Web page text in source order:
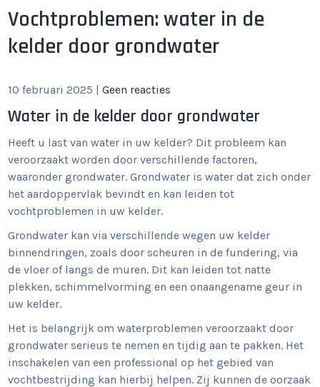
Vochtproblemen: water in de
kelder door grondwater
10 februari 2025 |Geen reacties
Water in de kelder door grondwater
Heeft u last van water in uw kelder? Dit probleem kan
veroorzaakt worden door verschillende factoren,
waaronder grondwater. Grondwater is water dat zich onder
het aardoppervlak bevindt en kan leiden tot
vochtproblemen in uw kelder.
Grondwater kan via verschillende wegen uw kelder
binnendringen, zoals door scheuren in de fundering, via
de vloer of langs de muren. Dit kan leiden tot natte
plekken, schimmelvorming en een onaangename geur in
uw kelder.
Het is belangrijk om waterproblemen veroorzaakt door
grondwater serieus te nemen en tijdig aan te pakken. Het
inschakelen van een professional op het gebied van
vochtbestrijding kan hierbij helpen. Zij kunnen de oorzaak